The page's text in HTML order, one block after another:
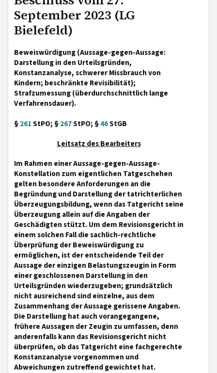
September 2023 (LG
Bielefeld)
Beweiswürdigung (Aussage-gegen-Aussage:
Darstellung in den Urteilsgründen,
Konstanzanalyse, schwerer Missbrauch von
Kindern; beschränkte Revisibilität);
Strafzumessung (überdurchschnittlich lange
Verfahrensdauer).
§261StPO; §267StPO; §46StGB
Leitsatz des Bearbeiters
Im Rahmen einer Aussage-gegen-Aussage-
Konstellation zum eigentlichen Tatgeschehen
gelten besondere Anforderungen an die
Begründung und Darstellung der tatrichterlichen
Überzeugungsbildung, wenn das Tatgericht seine
Überzeugung allein auf die Angaben der
Geschädigten stützt. Um dem Revisionsgericht in
einem solchen Fall die sachlich-rechtliche
Überprüfung der Beweiswürdigung zu
ermöglichen, ist der entscheidende Teil der
Aussage der einzigen Belastungszeugin in Form
einer geschlossenen Darstellung in den
Urteilsgründen wiederzugeben; grundsätzlich
nicht ausreichend sind einzelne, aus dem
Zusammenhang der Aussage gerissene Angaben.
Die Darstellung hat auch vorangegangene,
frühere Aussagen der Zeugin zu umfassen, denn
anderenfalls kann das Revisionsgericht nicht
überprüfen, ob das Tatgericht eine fachgerechte
Konstanzanalyse vorgenommen und
Abweichungen zutreffend gewichtet hat.